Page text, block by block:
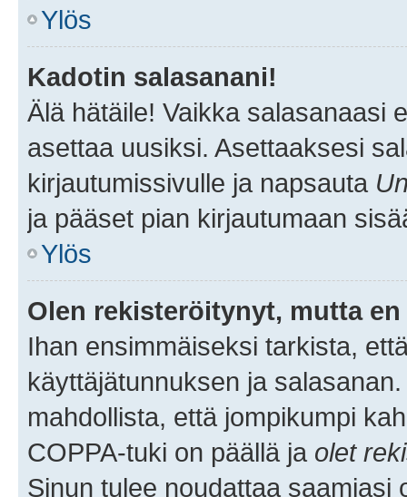
Ylös
Kadotin salasanani!
Älä hätäile! Vaikka salasanaasi
asettaa uusiksi. Asettaaksesi
kirjautumissivulle ja napsauta
ja pääset pian kirjautumaan
Ylös
Olen rekisteröitynyt, mutta
Ihan ensimmäiseksi tarkista,
käyttäjätunnuksen ja
mahdollista, että jompikumpi
COPPA-tuki on päällä ja olet
Sinun tulee noudattaa saamiasi